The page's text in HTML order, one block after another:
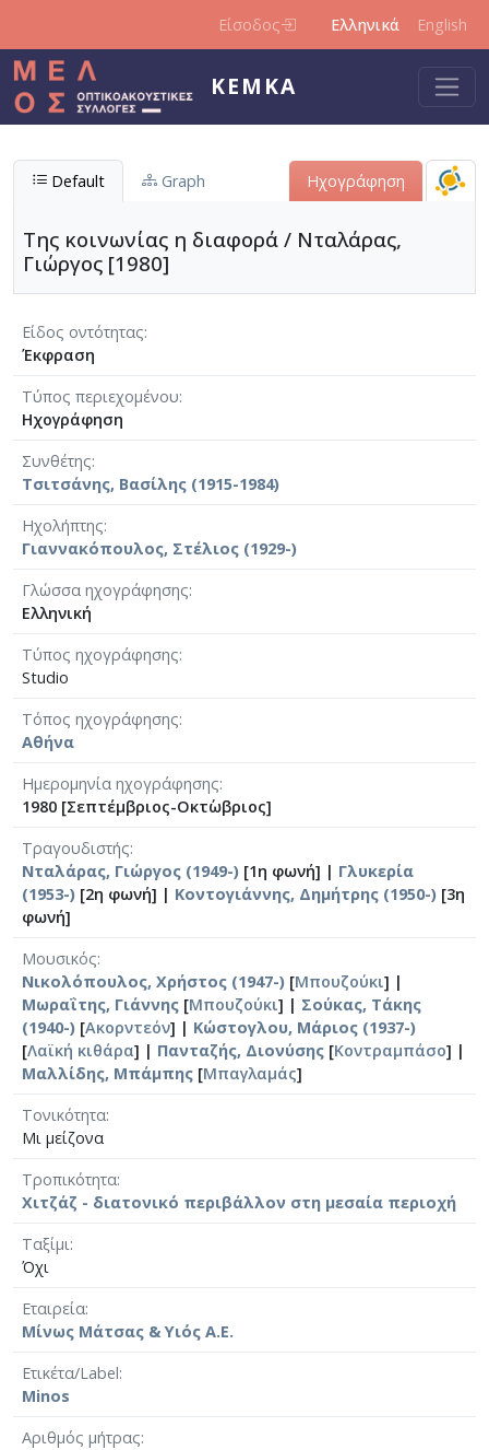
Είσοδος Ελληνικά English
ΚΕΜΚΑ
Default Graph Ηχογράφηση
Της κοινωνίας η διαφορά / Νταλάρας,
Γιώργος [1980]
Είδος οντότητας
Έκφραση
Τύπος περιεχομένου
Ηχογράφηση
Συνθέτης
Τσιτσάνης, Βασίλης (1915-1984)
Ηχολήπτης
Γιαννακόπουλος, Στέλιος (1929-)
Γλώσσα ηχογράφησης
Ελληνική
Τύπος ηχογράφησης
Studio
Τόπος ηχογράφησης
Αθήνα
Ημερομηνία ηχογράφησης
1980 [Σεπτέμβριος-Οκτ΄ωβριος]
Τραγουδιστής
Νταλάρας, Γιώργος (1949-) [1η φωνή] | Γλυκερία
(1953-) [2η φωνή] | Κοντογιάννης, Δημήτρης (1950-) [3η
φωνή]
Μουσικός
Νικολόπουλος, Χρήστος (1947-) [Μπουζούκι] |
Μωραΐτης, Γιάννης [Μπουζούκι] | Σούκας, Τάκης
(1940-) [Ακορντεόν] | Κώστογλου, Μάριος (1937-)
[Λαϊκή κιθάρα] | Πανταζής, Διονύσης [Κοντραμπάσο] |
Μαλλίδης, Μπάμπης [Μπαγλαμάς]
Τονικότητα
Μι μείζονα
Τροπικότητα
Χιτζάζ - διατονικό περιβάλλον στη μεσαία περιοχή
Ταξίμι
Όχι
Εταιρεία
Μίνως Μάτσας & Υιός Α.Ε.
Ετικέτα/Label
Minos
Αριθμός μήτρας